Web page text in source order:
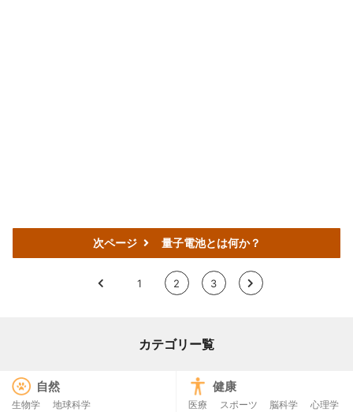
次ページ 量子電池とは何か？
< 1 2 3 >
カテゴリー覧
自然
生物学 地球科学
健康
医療 スポーツ 脳科学 心理学